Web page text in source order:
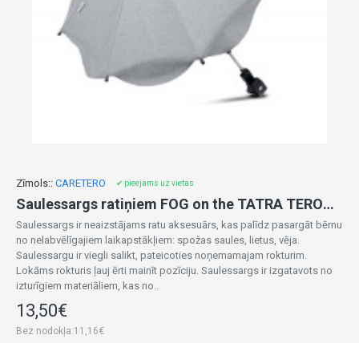
Zīmols:: CARETERO ✔ pieejams uz vietas
Saulessargs ratiņiem FOG on the TATRA TEROA-1229
Saulessargs ir neaizstājams ratu aksesuārs, kas palīdz pasargāt bērnu
no nelabvēlīgajiem laikapstākļiem: spožas saules, lietus, vēja.
Saulessargu ir viegli salikt, pateicoties noņemamajam rokturim.
Lokāms rokturis ļauj ērti mainīt pozīciju. Saulessargs ir izgatavots no
izturīgiem materiāliem, kas no..
13,50€
Bez nodokļa:11,16€